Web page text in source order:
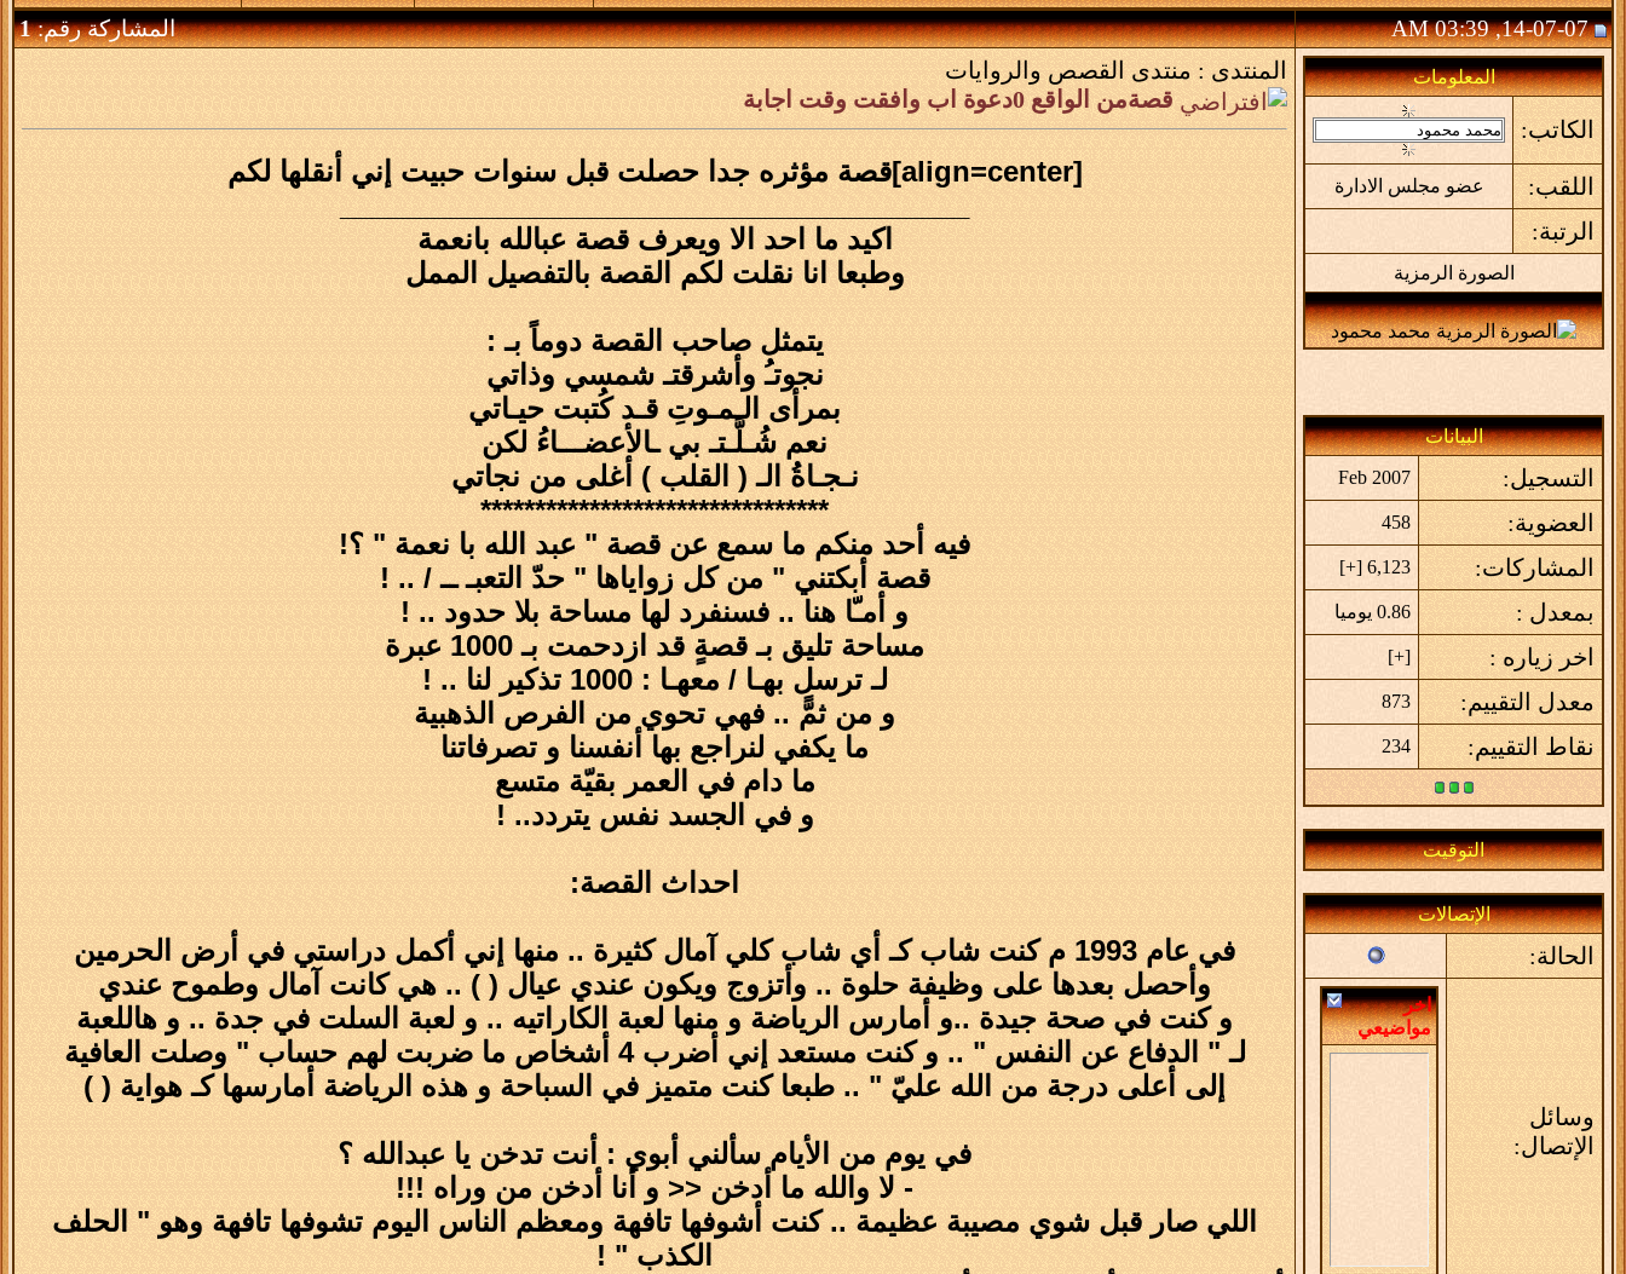
14-07-07, 03:39 AM
المشاركة رقم:1
المعلومات
الكاتب:
اللقب: عضو مجلس الادارة
الرتبة:
الصورة الرمزية
البيانات
التسجيل: Feb 2007
العضوية: 458
المشاركات: 6,123 [
+
]
بمعدل : 0.86 يوميا
اخر زياره : [
+
]
معدل التقييم: 873
نقاط التقييم: 234
التوقيت
الإتصالات
الحالة:
وسائل
الإتصال:
اخر
مواضيعي
المنتدى : منتدى القصص والروايات
قصةمن الواقع 0دعوة اب وافقت وقت اجابة
[align=center]قصة مؤثره جدا حصلت قبل سنوات حبيت إني أنقلها لكم
اكيد ما احد الا ويعرف قصة عبالله بانعمة
وطبعا انا نقلت لكم القصة بالتفصيل الممل
يتمثل صاحب القصة دوماً بـ :
نجوتـُ وأشرقتـ شمسي وذاتي
بمرأى الـمـوتِ قـد كُتبت حيـاتي
نعم شُـلَّـتـ بي ـالأعضـــاءُ لكن
نـجـاةُ الـ ( القلب ) أغلى من نجاتي
********************************
فيه أحد منكم ما سمع عن قصة " عبد الله با نعمة " ؟!
قصة أبكتني " من كل زواياها " حدّ التعبـ ــ / .. !
و أمـّا هنا .. فسنفرد لها مساحة بلا حدود .. !
مساحة تليق بـ قصةٍ قد ازدحمت بـ 1000 عبرة
لـ ترسل بهـا / معهـا : 1000 تذكير لنا .. !
و من ثمًّ .. فهي تحوي من الفرص الذهبية
ما يكفي لنراجع بها أنفسنا و تصرفاتنا
ما دام في العمر بقيّة متسع
و في الجسد نفس يتردد.. !
احداث القصة:
في عام 1993 م كنت شاب كـ أي شاب كلي آمال كثيرة .. منها إني أكمل دراستي في أرض الحرمين
وأحصل بعدها على وظيفة حلوة .. وأتزوج ويكون عندي عيال ( ) .. هي كانت آمال وطموح عندي
و كنت في صحة جيدة ..و أمارس الرياضة و منها لعبة الكاراتيه .. و لعبة السلت في جدة .. و هاللعبة
لـ " الدفاع عن النفس " .. و كنت مستعد إني أضرب 4 أشخاص ما ضربت لهم حساب " وصلت العافية
إلى أعلى درجة من الله عليّ " .. طبعا كنت متميز في السباحة و هذه الرياضة أمارسها كـ هواية ( )
في يوم من الأيام سألني أبوي : أنت تدخن يا عبدالله ؟
- لا والله ما أدخن << و أنا أدخن من وراه !!!
اللي صار قبل شوي مصيبة عظيمة .. كنت أشوفها تافهة ومعظم الناس اليوم تشوفها تافهة وهو " الحلف
الكذب " !